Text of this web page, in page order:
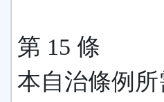
第 15 條
本自治條例